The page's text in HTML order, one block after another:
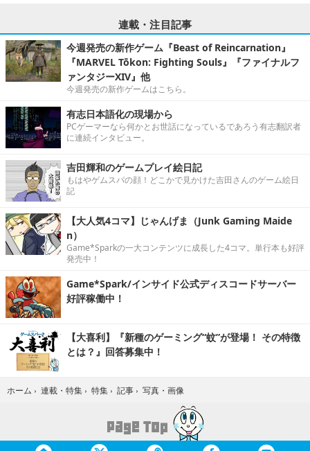
連載・注目記事
今週発売の新作ゲーム『Beast of Reincarnation』
『MARVEL Tōkon: Fighting Souls』『ファイナルフ
ァンタジーXIV』他
今週発売の新作ゲームはこちら。
有志日本語化の現場から
PCゲーマーなら何かとお世話になっているであろう有志翻訳者
に連続インタビュー。
吉田輝和のゲームプレイ絵日記
もはやゲムスパの顔！どこかで見かけた吉田さんのゲーム絵日
記
【大人気4コマ】じゃんげま（Junk Gaming Maide
n）
Game*Sparkの一大コンテンツに成長した4コマ。単行本も好評
発売中！
Game*Spark/インサイド公式ディスコードサーバー
好評稼働中！
【大喜利】『新種のゲーミング“蚊”が登場！ その特徴
とは？』回答募集中！
ホーム › 連載・特集 › 特集 › 記事 › 写真・画像